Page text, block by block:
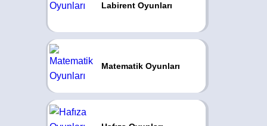
Labirent Oyunları
Matematik Oyunları